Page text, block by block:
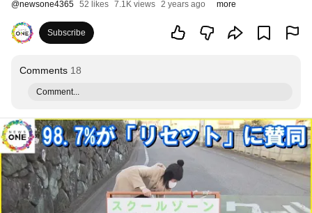
@newsone4365 52 likes 7.1K views 2 years ago more
Subscribe
Comments 18
Comment...